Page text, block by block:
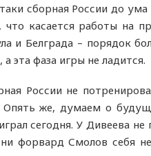
сборная России до
касается работы на
и Белграда – порядок
эта фаза игры не ладится.
России не
же, думаем о
сегодня. У Дивеева
форвард Смолов себя